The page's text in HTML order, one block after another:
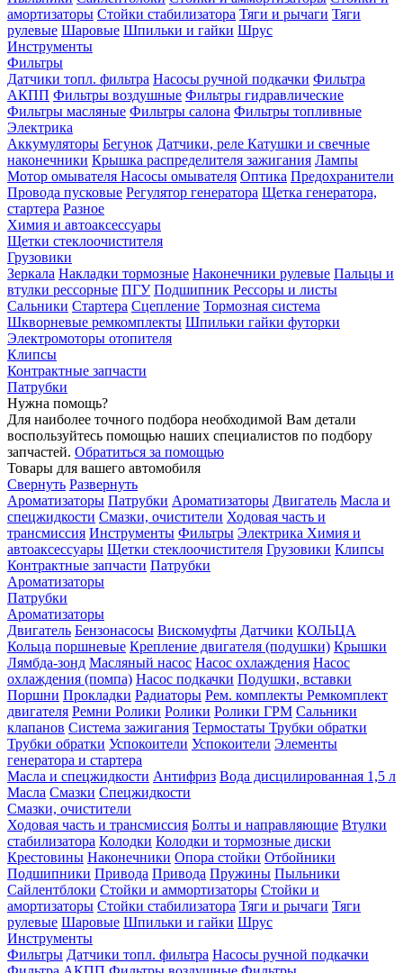
амортизаторы Стойки стабилизатора Тяги и рычаги Тяги
рулевые Шаровые Шпильки и гайки Шрус
Инструменты
Фильтры
Датчики топл. фильтра Насосы ручной подкачки Фильтра
АКПП Фильтры воздушные Фильтры гидравлические
Фильтры масляные Фильтры салона Фильтры топливные
Электрика
Аккумуляторы Бегунок Датчики, реле Катушки и свечные
наконечники Крышка распределителя зажигания Лампы
Мотор омывателя Насосы омывателя Оптика Предохранители
Провода пусковые Регулятор генератора Щетка генератора,
стартера Разное
Химия и автоаксессуары
Щетки стеклоочистителя
Грузовики
Зеркала Накладки тормозные Наконечники рулевые Пальцы и
втулки рессорные ПГУ Подшипник Рессоры и листы
Сальники Стартера Сцепление Тормозная система
Шкворневые ремкомплекты Шпильки гайки футорки
Электромоторы отопителя
Клипсы
Контрактные запчасти
Патрубки
Нужна помощь?
Для наиболее точного подбора необходимой Вам детали
воспользуйтесь помощью наших специалистов по подбору
запчастей. Обратиться за помощью
Товары для вашего автомобиля
Свернуть Развернуть
Ароматизаторы Патрубки Ароматизаторы Двигатель Масла и
спецжидкости Смазки, очистители Ходовая часть и
трансмиссия Инструменты Фильтры Электрика Химия и
автоаксессуары Щетки стеклоочистителя Грузовики Клипсы
Контрактные запчасти Патрубки
Ароматизаторы
Патрубки
Ароматизаторы
Двигатель Бензонасосы Вискомуфты Датчики КОЛЬЦА
Кольца поршневые Крепление двигателя (подушки) Крышки
Лямбда-зонд Масляный насос Насос охлаждения Насос
охлаждения (помпа) Насос подкачки Подушки, вставки
Поршни Прокладки Радиаторы Рем. комплекты Ремкомплект
двигателя Ремни Ролики Ролики Ролики ГРМ Сальники
клапанов Система зажигания Термостаты Трубки обратки
Трубки обратки Успокоители Успокоители Элементы
генератора и стартера
Масла и спецжидкости Антифриз Вода дисцилированная 1,5 л
Масла Смазки Спецжидкости
Смазки, очистители
Ходовая часть и трансмиссия Болты и направляющие Втулки
стабилизатора Колодки Колодки и тормозные диски
Крестовины Наконечники Опора стойки Отбойники
Подшипники Привода Привода Пружины Пыльники
Сайлентблоки Стойки и аммортизаторы Стойки и
амортизаторы Стойки стабилизатора Тяги и рычаги Тяги
рулевые Шаровые Шпильки и гайки Шрус
Инструменты
Фильтры Датчики топл. фильтра Насосы ручной подкачки